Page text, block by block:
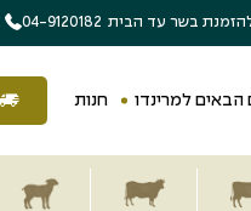
בשר עד הבית 04-9120182
הבאים למרינדו חנות